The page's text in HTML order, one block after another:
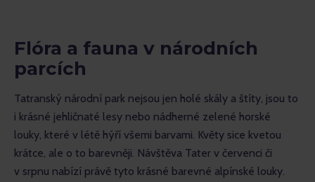
Flóra a fauna v národních
parcích
Tatranský národní park nejsou jen holé skály a štíty, jsou to
i krásné jehličnaté lesy nebo nádherné zelené horské
louky, které v létě hýří všemi barvami. Květy sice kvetou
krátce, ale o to barevněji. Návštěva Tater v červenci či
v srpnu nabízí právě tyto krásné barevné alpínské louky.